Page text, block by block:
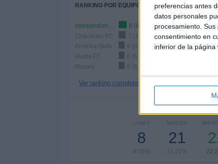
preferencias antes
datos personales
procesamiento.
consentimiento en
inferior de la página
RANKING POR EQUIPOS
Independiente Juniors
8 (8.08%)
Chacaritas FC
7 (7.07%)
América Quito
6 (6.06%)
Manta FC
6 (6.06%)
Macará
6 (6.06%)
Ver ranking completo
LUNES
8
8.08%
MARTES
21
21.21%